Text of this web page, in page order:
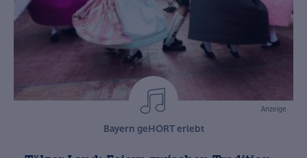
Anzeige
Bayern geHÖRT erlebt